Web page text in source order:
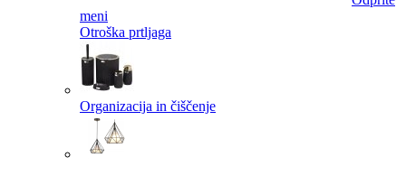
meni
Otroška prtljaga
Organizacija in čiščenje